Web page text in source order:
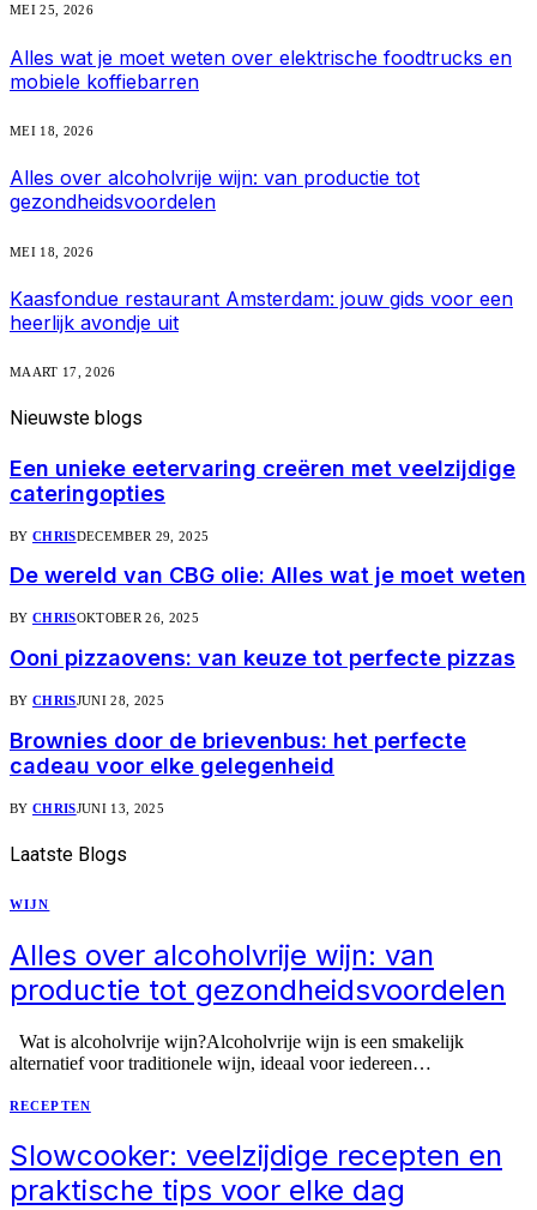
MEI 25, 2026
Alles wat je moet weten over elektrische foodtrucks en
mobiele koffiebarren
MEI 18, 2026
Alles over alcoholvrije wijn: van productie tot
gezondheidsvoordelen
MEI 18, 2026
Kaasfondue restaurant Amsterdam: jouw gids voor een
heerlijk avondje uit
MAART 17, 2026
Nieuwste blogs
Een unieke eetervaring creëren met veelzijdige
cateringopties
BY CHRISDECEMBER 29, 2025
De wereld van CBG olie: Alles wat je moet weten
BY CHRISOKTOBER 26, 2025
Ooni pizzaovens: van keuze tot perfecte pizzas
BY CHRISJUNI 28, 2025
Brownies door de brievenbus: het perfecte
cadeau voor elke gelegenheid
BY CHRISJUNI 13, 2025
Laatste Blogs
WIJN
Alles over alcoholvrije wijn: van
productie tot gezondheidsvoordelen
Wat is alcoholvrije wijn?Alcoholvrije wijn is een smakelijk
alternatief voor traditionele wijn, ideaal voor iedereen…
RECEPTEN
Slowcooker: veelzijdige recepten en
praktische tips voor elke dag